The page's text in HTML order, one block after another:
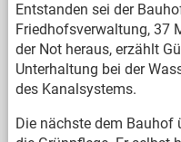
Entstanden sei der
Friedhofsverwaltung, 37
der Not heraus, erzählt
Unterhaltung bei der
des Kanalsystems.
Die nächste dem Bauhof